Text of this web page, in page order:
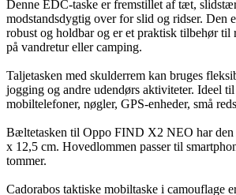
Denne EDC-taske er fremstillet af tæt,
modstandsdygtig over for slid og ridser. Den
robust og holdbar og er et praktisk tilbehør til
på vandretur eller camping.
Taljetasken med skulderrem kan bruges
jogging og andre udendørs aktiviteter. Ideel
mobiltelefoner, nøgler, GPS-enheder, små
Bæltetasken til Oppo FIND X2 NEO har den
x 12,5 cm. Hovedlommen passer til
tommer.
Cadorabos taktiske mobiltaske i camouflage